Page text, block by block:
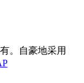
。自豪地采用